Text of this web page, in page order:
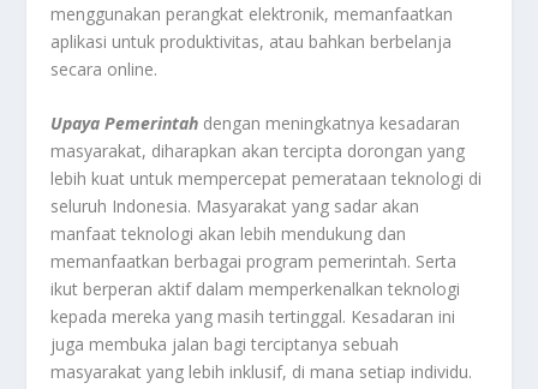
menggunakan perangkat elektronik, memanfaatkan
aplikasi untuk produktivitas, atau bahkan berbelanja
secara online.
Upaya Pemerintah dengan meningkatnya kesadaran
masyarakat, diharapkan akan tercipta dorongan yang
lebih kuat untuk mempercepat pemerataan teknologi di
seluruh Indonesia. Masyarakat yang sadar akan
manfaat teknologi akan lebih mendukung dan
memanfaatkan berbagai program pemerintah. Serta
ikut berperan aktif dalam memperkenalkan teknologi
kepada mereka yang masih tertinggal. Kesadaran ini
juga membuka jalan bagi terciptanya sebuah
masyarakat yang lebih inklusif, di mana setiap individu.